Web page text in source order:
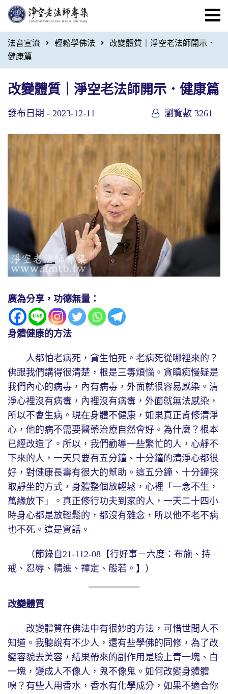
法音宣流 輕鬆學佛法
改變體質｜淨空老法師開示．
健康篇
改變體質｜淨空老法師開示．健康篇
發布日期 - 2023-12-11 瀏覽數 3261
廣為分享，功德無量：
身體健康的方法
人都怕老病死，貪生怕死。老病死從哪裡來的？
佛跟我們講得很清楚，根是三毒煩惱。貪瞋痴慢疑是
我們內心的病毒，內有病毒，外面就很容易感染。清
淨心裡沒有病毒，內裡沒有病毒，外面就無法感染，
所以不會生病。現在身體不健康，如果真正肯修清淨
心，他的病不需要醫藥治療自然會好。為什麼？根本
已經改造了。所以，我們勸導一些繁忙的人，心靜不
下來的人，一天只要有五分鐘、十分鐘的清淨心都很
好，對健康長壽有很大的幫助。這五分鐘、十分鐘採
取靜坐的方式，身體整個放輕鬆，心裡「一念不生，
萬緣放下」。真正修行功夫到家的人，一天二十四小
時身心都是放輕鬆的，都沒有雜念，所以他不老不病
也不死。這是實話。
（節錄自21-112-08【行好事－六度：布施、持
戒、忍辱、精進、禪定、般若。】）
改變體質
改變體質在佛法中有很妙的方法，可惜世間人不
知道。我聽說有不少人，還有些學佛的同修，為了改
變容貌去美容，結果帶來的副作用是臉上青一塊、白
一塊，變成人不像人，鬼不像鬼。如何改變身體體
嗅？有些人用香水，香水有化學成分，如果不適合你